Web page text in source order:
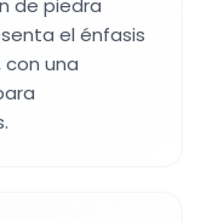
de piedra
el énfasis
una